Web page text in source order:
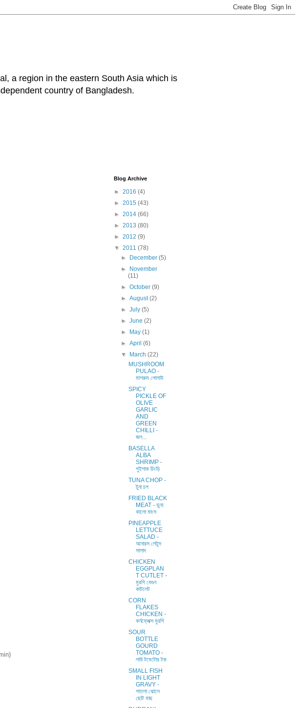
a region in the eastern South Asia which is
country of Bangladesh.
Blog Archive
► 2016 (4)
► 2015 (43)
► 2014 (66)
► 2013 (80)
► 2012 (9)
▼ 2011 (78)
►
December(5)
►
November
(11)
►October(9)
►August(2)
►July(5)
►June(2)
►
May(1)
►April(6)
▼
March(22)
MUSHROOM
PULAO -
মাশরুম পোলাউ
SPICY
PICKLE OF
OLIVE
GARLIC
AND
GREEN
CHILLI -
জল...
BASELLA
ALBA
SHRIMP -
পুইশাক চিংড়ি
TUNA CHOP -
টুনা চপ
FRIED BLACK
MEAT - ভুনা
কালো মাংস
PINEAPPLE
LETTUCE
SALAD -
আনারস লেটুস
সালাদ
CHICKEN
EGGPLAN
T CUTLET -
মুরগি বেগুন
কাটলেট
CORN
FLAKES
CHICKEN -
কর্নফ্লেক্স মুরগি
SOUR
BOTTLE
GOURD
TOMATO -
লাউ টমেটোর টক
SMALL FISH
IN LIGHT
GRAVY -
পাতলা ঝোলে
ছোট মাছ